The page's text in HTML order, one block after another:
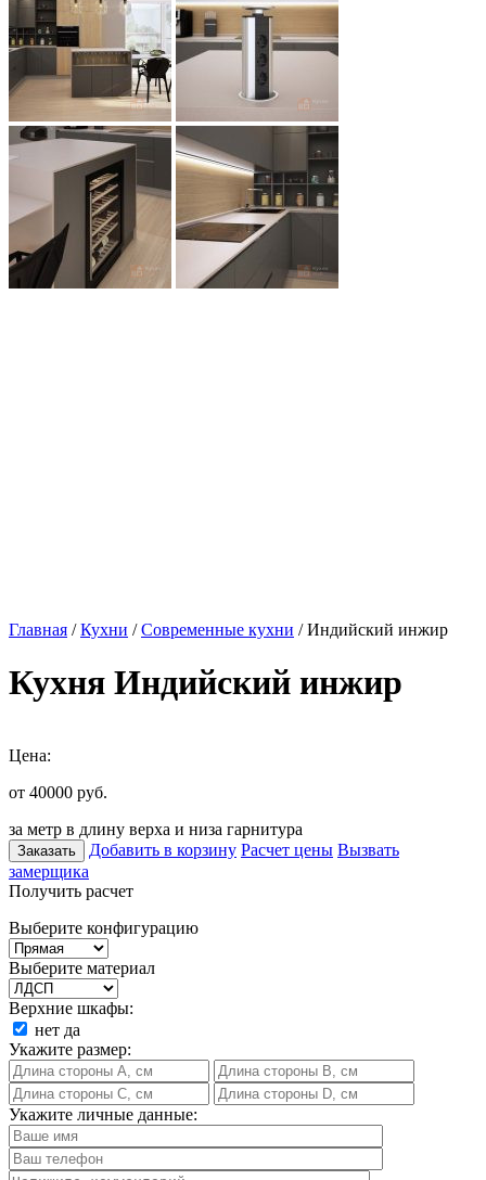
Главная /Кухни /Современные кухни / Индийский инжир
Кухня Индийский инжир
Цена:
от 40000 руб.
за метр в длину верха и низа гарнитура
Заказать Добавить в корзину Расчет цены Вызвать
замерщика
Получить расчет
Выберите конфигурацию
Выберите материал
Верхние шкафы:
нет да
Укажите размер:
Укажите личные данные: